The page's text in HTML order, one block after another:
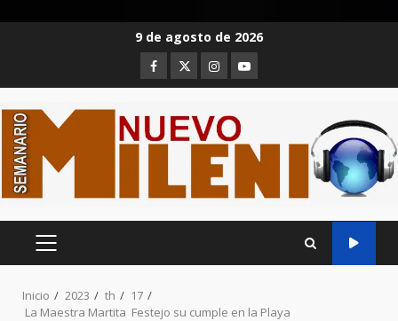
9 de agosto de 2026
Facebook
TwitterInstagram
Youtube
MENÚ
Inicio 2023 th
17
La Maestra Martita Festejo su cumple en la Playa